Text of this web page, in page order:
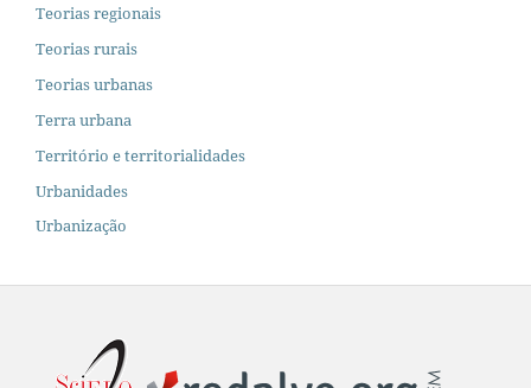
Teorias regionais
Teorias rurais
Teorias urbanas
Terra urbana
Território e territorialidades
Urbanidades
Urbanização